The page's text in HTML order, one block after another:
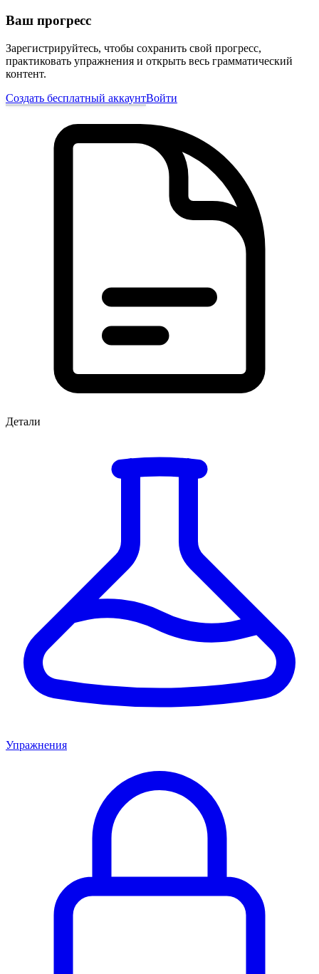
Ваш прогресс
Зарегистрируйтесь, чтобы сохранить свой прогресс,
практиковать упражнения и открыть весь грамматический
контент.
Создать бесплатный аккаунтВойти
Детали
Упражнения